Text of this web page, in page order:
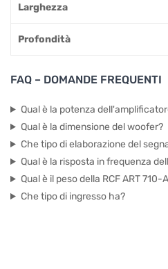
Larghezza
Profondità
FAQ – DOMANDE FREQUENTI
Qual è la potenza
Qual è la dimensione del woofer?
Che tipo di elaborazione del
Qual è la risposta in frequenza
Qual è il peso della RCF ART 710-
Che tipo di ingresso ha?